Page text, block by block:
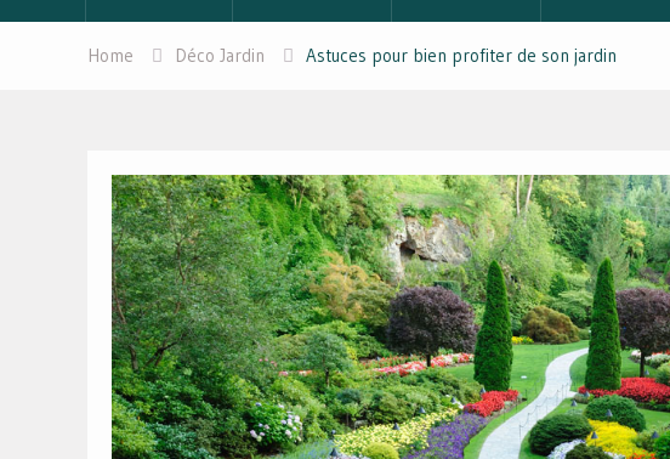
Home Déco Jardin Astuces pour bien profiter de son jardin